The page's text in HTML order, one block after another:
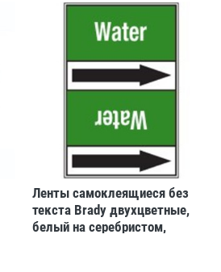
Ленты самоклеящиеся без
текста Brady двухцветные,
белый на серебристом,